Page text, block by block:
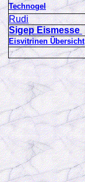
Technogel
Rudi
Sigep Eismesse
Eisvitrinen Übersicht